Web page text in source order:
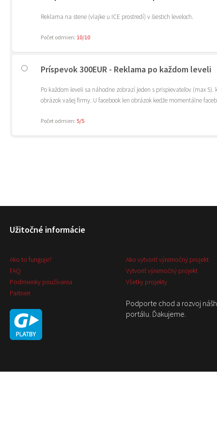
Reklama na stene (vlajke u ICE prostredí) v šiestich leveloch.
Počet odmien: 10/10
Príspevok 300EUR - Reklama po každom leveli
Po každom leveli sa náhodne zobrazí jeden s prispievateľov (max
obrázok vašej firmy. U facebook len obrázok kedže momentálne
Počet odmien: 5/5
Užitočné informácie
Ako to funguje?
FAQ
Podmienky používania
Partneri
Ako vytvoriť výnimočný projekt
Vytvoriť výnimočný projekt
Všetky projekty
Podporte chod a rozvoj
portálu. Ďakujeme.